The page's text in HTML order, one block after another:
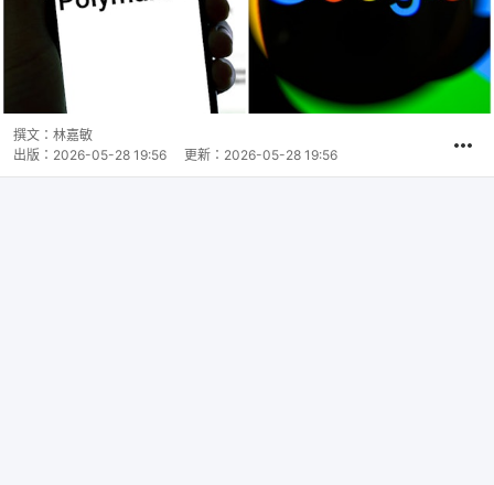
撰文： 林嘉敏
出版： 2026-05-28 19:56 更新： 2026-05-28 19:56